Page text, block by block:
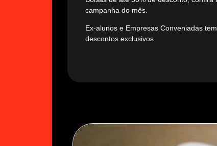
campanha do mês.
Ex-alunos e Empresas Conveniadas tem
descontos exclusivos